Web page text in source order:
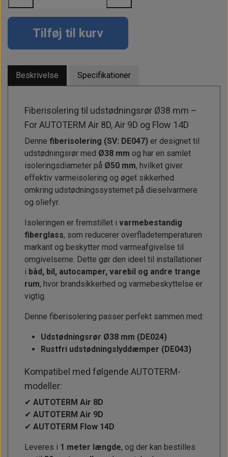
Paneler & Kontakter
Værktøj
Tilbehør
Gori propeller
Epoxy
Børster & Svampe m.m.
El-artikler
Tøj
Tovværk & fortøjning
Solceller
Gavekort
Hvem er vi
Fordele hos Shop12volt
Kontakt
Forhandler login
Tilføj til kurv
Beskrivelse Specifikationer
Fiberisolering til udstødningsrør Ø38 mm –
For AUTOTERM Air 8D, Air 9D og Flow 14D
Denne fiberisolering (SV: DE047) er designet til
udstødningsrør med Ø38 mm og har en samlet
isoleringsdiameter på Ø50 mm, hvilket giver
effektiv varmeisolering og øget sikkerhed
omkring udstødningssystemet på dieselvarmere
og oliefyr.
Isoleringen er fremstillet i varmebestandig
fiberglass, som reducerer overfladetemperaturen
markant og beskytter mod varmeafgivelse til
omgivelserne. Dette gør den ideel til installationer
i båd, bil, autocamper, varebil og andre trange
rum, hvor brandsikkerhed og varmebeskyttelse er
vigtig.
Denne fiberisolering passer perfekt sammen med:
Udstødningsrør Ø38 mm (DE024)
Rustfri udstødningslyddæmper (DE043)
Kompatibel med følgende AUTOTERM-
modeller:
✔ AUTOTERM Air 8D
✔ AUTOTERM Air 9D
✔ AUTOTERM Flow 14D
Leveres i 1 meter længde, og der kan bestilles